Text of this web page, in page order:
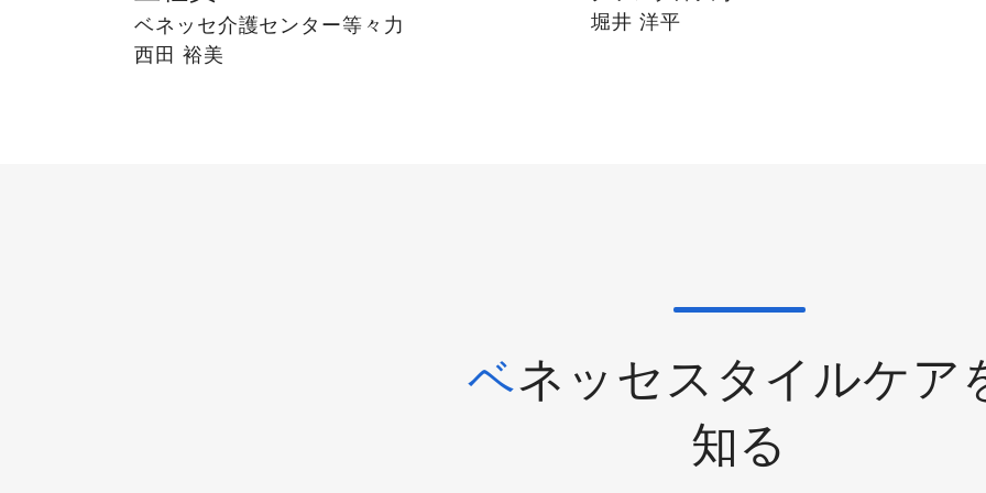
ベネッセ介護センター等々力
西田 裕美
堀井 洋平
ベネッセスタイルケア
知る